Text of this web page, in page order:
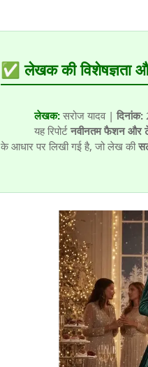
✅ लेखक की विशेषज्ञता
लेखक: सरोज यादव | दिनांक:
यह रिपोर्ट नवीनतम फैशन और
के आधार पर लिखी गई है, जो लेख की